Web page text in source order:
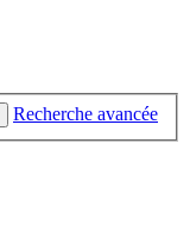
Recherche avancée